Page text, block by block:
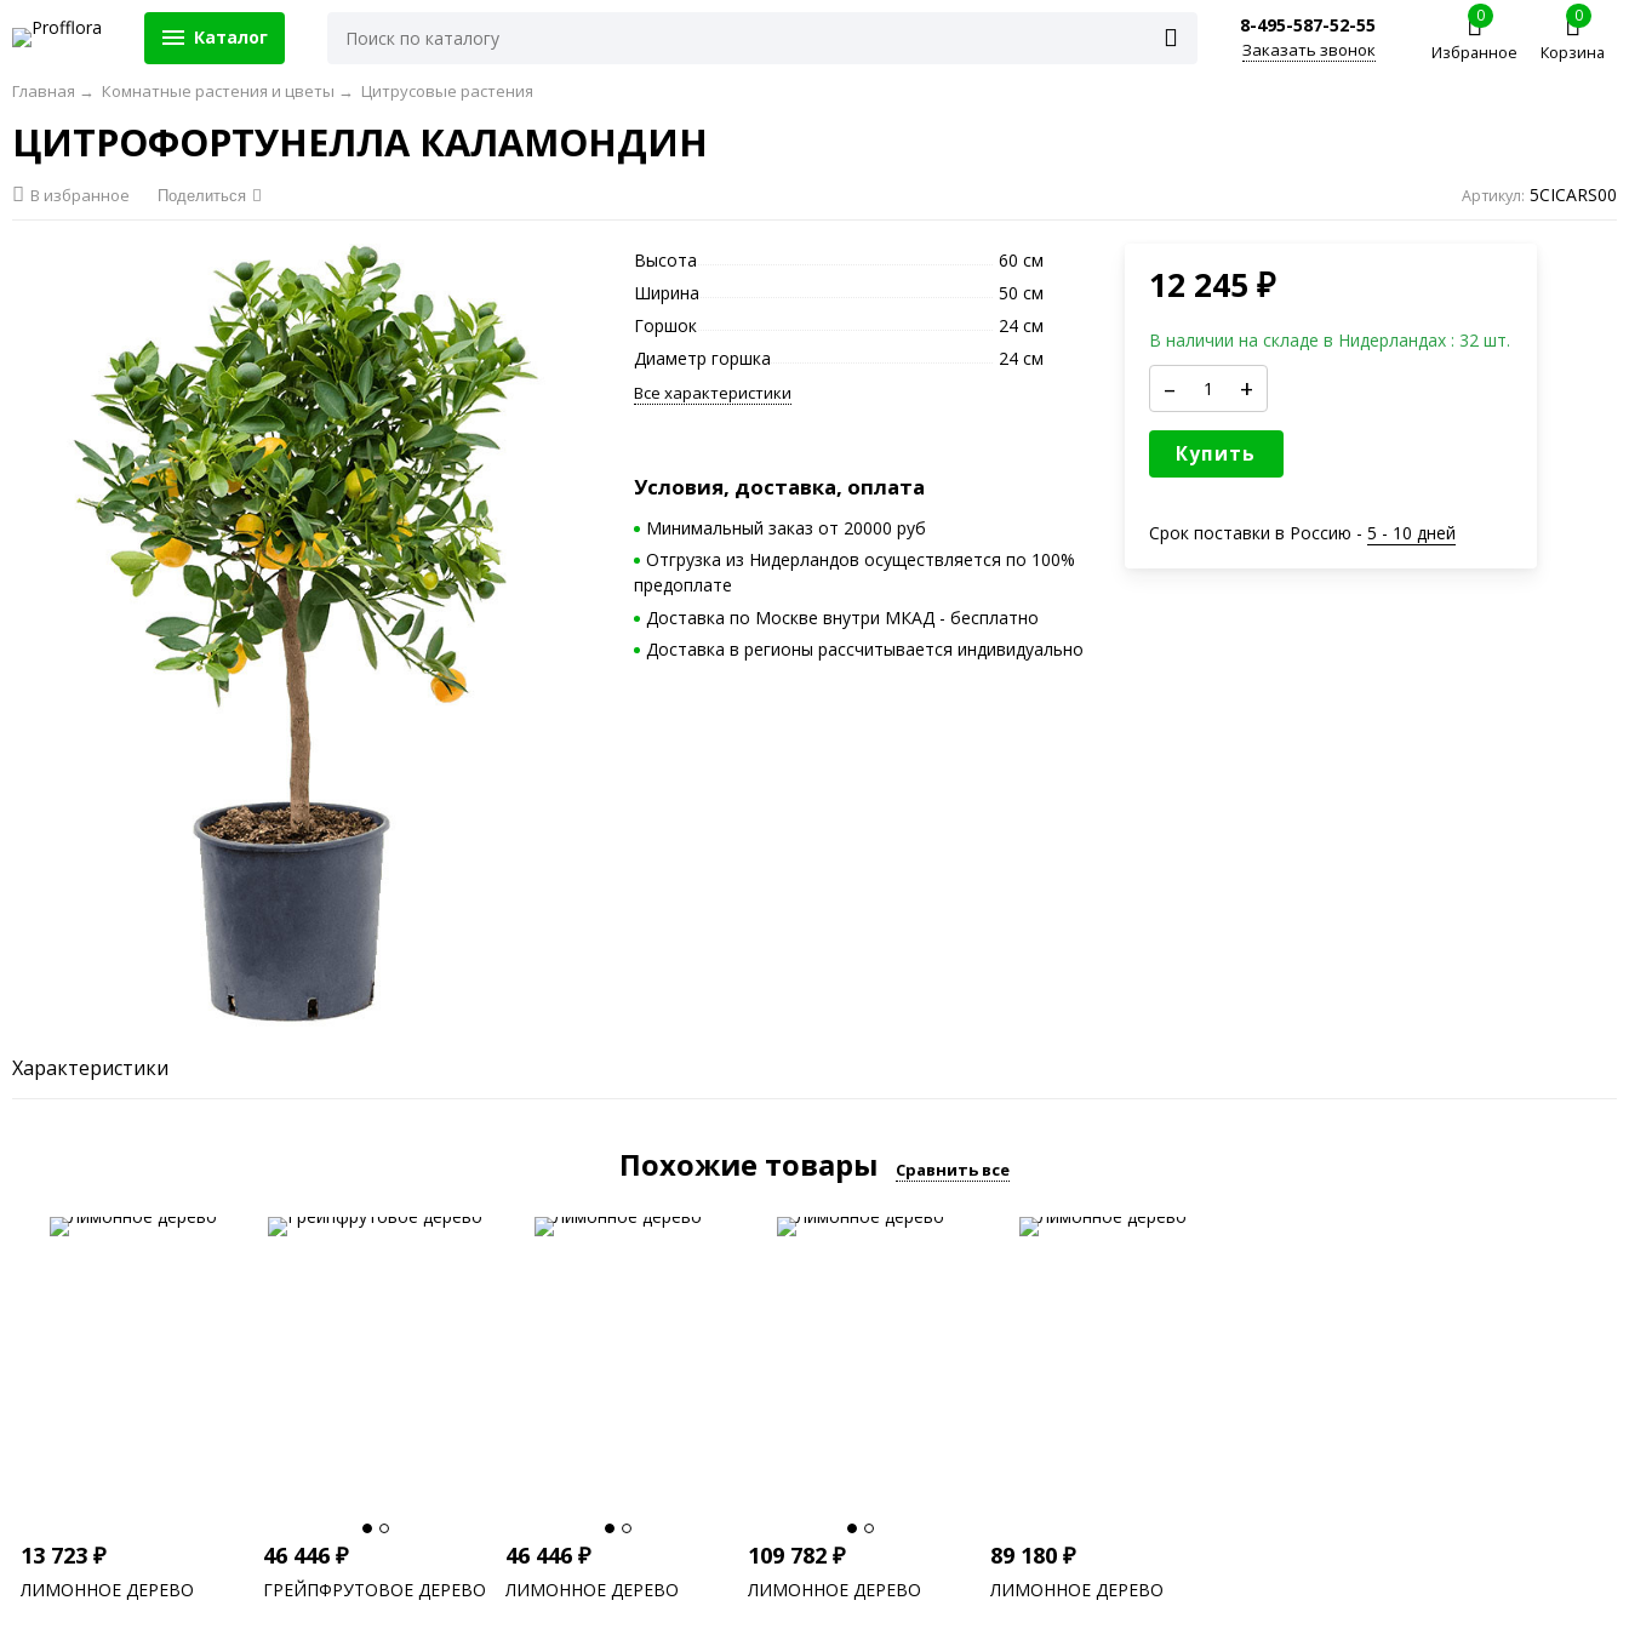
Каталог
8-495-587-52-55
Заказать звонок
0
Избранное
0
Корзина
Главная → Комнатные растения и цветы → Цитрусовые растения
ЦИТРОФОРТУНЕЛЛА КАЛАМОНДИН
В избранное Поделиться Артикул: 5CICARS00
Высота
60 см
Ширина
50 см
Горшок
24 см
Диаметр горшка
24 см
Все характеристики
Условия, доставка, оплата
Минимальный заказ от 20000 руб
Отгрузка из Нидерландов осуществляется по 100%
предоплате
Доставка по Москве внутри МКАД - бесплатно
Доставка в регионы рассчитывается индивидуально
12 245 ₽
В наличии на складе в Нидерландах : 32 шт.
– +
Купить
Срок поставки в Россию - 5 - 10 дней
Характеристики
Похожие товары Сравнить все
13 723 ₽
ЛИМОННОЕ ДЕРЕВО
46 446 ₽
ГРЕЙПФРУТОВОЕ ДЕРЕВО
46 446 ₽
ЛИМОННОЕ ДЕРЕВО
109 782 ₽
ЛИМОННОЕ ДЕРЕВО
89 180 ₽
ЛИМОННОЕ ДЕРЕВО